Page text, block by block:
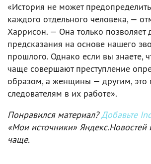
«История не может
каждого отдельного человека, —
Харрисон. — Она только позволяет
предсказания на основе нашего
прошлого. Однако если вы знаете,
чаще совершают преступление
образом, а женщины — другим, это
следователям в их работе».
Понравился материал?Добавьте
«Мои источники» Яндекс.Новостей
чаще.